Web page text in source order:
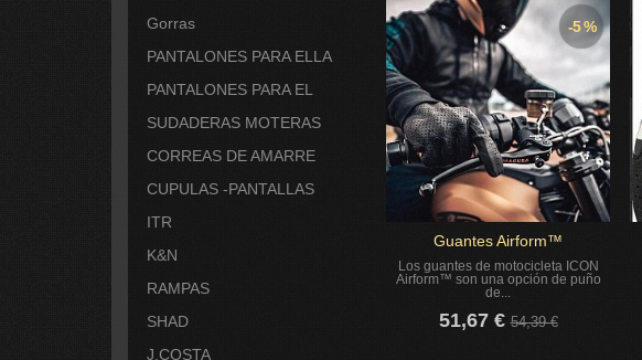
Gorras
PANTALONES PARA ELLA
PANTALONES PARA EL
SUDADERAS MOTERAS
CORREAS DE AMARRE
CUPULAS -PANTALLAS
ITR
K&N
RAMPAS
SHAD
J.COSTA
-5 %
Guantes Airform™
Los guantes de motocicleta ICON
Airform™ son una opción de puño
de...
51,67 €54,39 €